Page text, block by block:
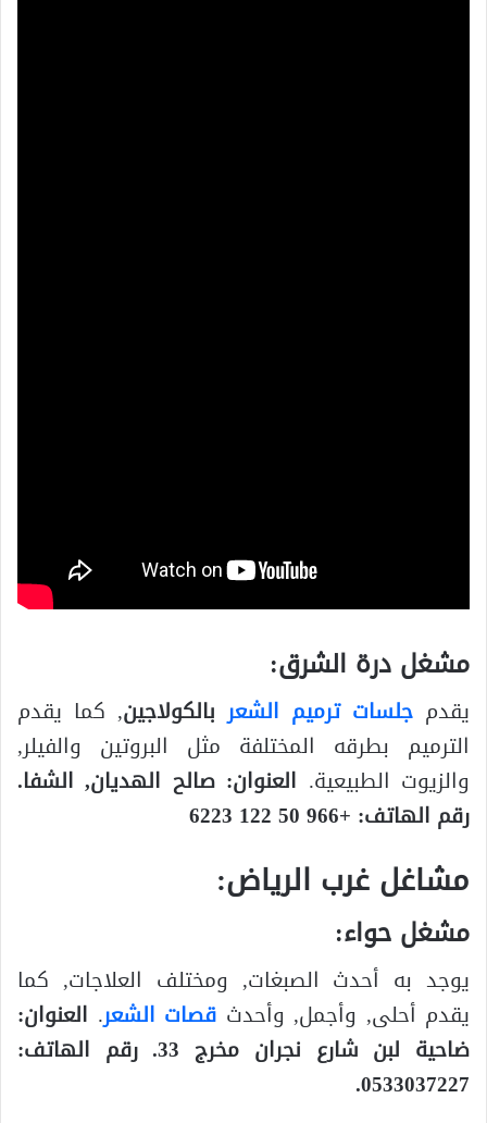
مشغل درة الشرق:
يقدم جلسات ترميم الشعربالكولاجين, كما يقدم
الترميم بطرقه المختلفة مثل البروتين والفيلر,
والزيوت الطبيعية. العنوان: صالح الهديان, الشفا.
رقم الهاتف: +966 50 122 6223
مشاغل غرب الرياض:
مشغل حواء:
يوجد به أحدث الصبغات, ومختلف العلاجات, كما
يقدم أحلى, وأجمل, وأحدث قصات الشعر. العنوان:
ضاحية لبن شارع نجران مخرج 33. رقم الهاتف:
0533037227.